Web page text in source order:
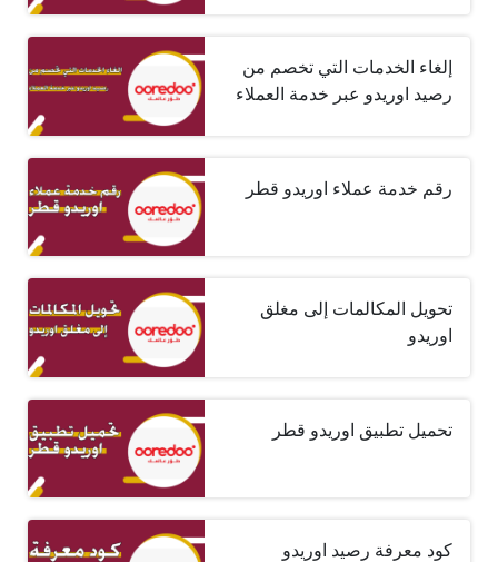
إلغاء الخدمات التي تخصم من
رصيد اوريدو عبر خدمة العملاء
رقم خدمة عملاء اوريدو قطر
تحويل المكالمات إلى مغلق
اوريدو
تحميل تطبيق اوريدو قطر
كود معرفة رصيد اوريدو